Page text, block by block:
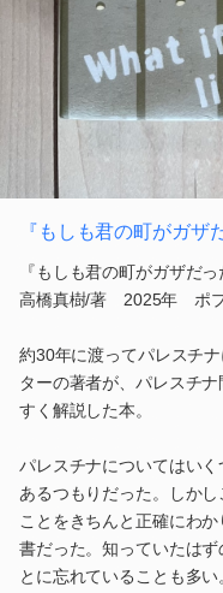
『もしも君の町がガザ
『もしも君の町がガザだっ
高橋真樹/著 2025年 ポ
約30年に渡ってパレスチ
ターの著者が、パレスチ
すく解説した本。
パレスチナについてはい
あるつもりだった。しか
ことをきちんと正確にわ
書だった。知っていたは
とに忘れていることも多